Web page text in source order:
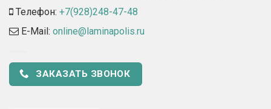
Телефон: +7(928)248-47-48
E-Mail: online@laminapolis.ru
ЗАКАЗАТЬ ЗВОНОК